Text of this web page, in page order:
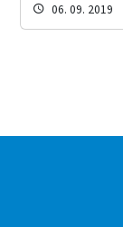
06. 09. 2019